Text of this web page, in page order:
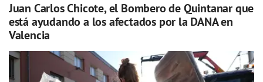
Juan Carlos Chicote, el Bombero de Quintanar que
está ayudando a los afectados por la DANA en
Valencia